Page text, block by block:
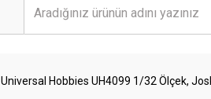
Universal Hobbies UH4099 1/32 Ölçek,